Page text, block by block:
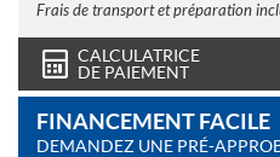
Frais de transport et préparation
CALCULATRICE
DE PAIEMENT
FINANCEMENT FACILE
DEMANDEZ UNE PRÉ-